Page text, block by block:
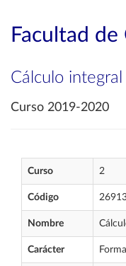
Facultad de
Cálculo
Curso 2019-2020
Curso 2
Código
Nombre
Carácter